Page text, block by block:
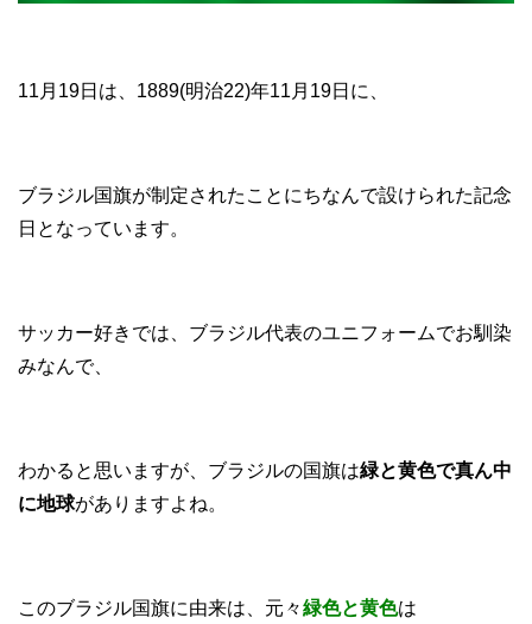
11月19日は、1889(明治22)年11月19日に、
ブラジル国旗が制定されたことにちなんで設けられた記念
日となっています。
サッカー好きでは、ブラジル代表のユニフォームでお馴染
みなんで、
わかると思いますが、ブラジルの国旗は緑と黄色で真ん中
に地球がありますよね。
このブラジル国旗に由来は、元々緑色と黄色は